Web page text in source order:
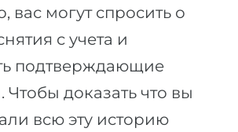
вас могут спросить о
с учета и
подтверждающие
Чтобы доказать что вы
всю эту историю